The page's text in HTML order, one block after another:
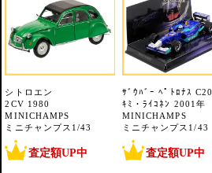
シトロエン
2CV 1980
MINICHAMPS
ミニチャンプス1/43
査定額UP中
ｻﾞｳﾊﾞｰ ﾍﾟﾄﾛﾅｽ C20
ｷﾐ・ﾗｲｺﾈﾝ 2001年
MINICHAMPS
ミニチャンプス1/43
査定額UP中